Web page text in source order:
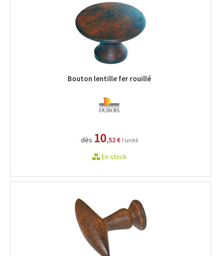
Bouton lentille fer rouillé
dès 10,52 € l'unité
En stock